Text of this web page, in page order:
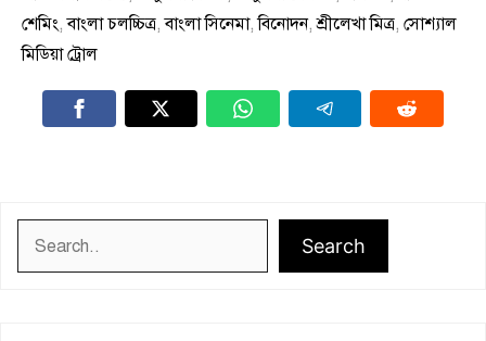
শেমিং,বাংলা চলচ্চিত্র,বাংলা সিনেমা,বিনোদন,শ্রীলেখা মিত্র, সোশ্যাল
মিডিয়া ট্রোল
Search